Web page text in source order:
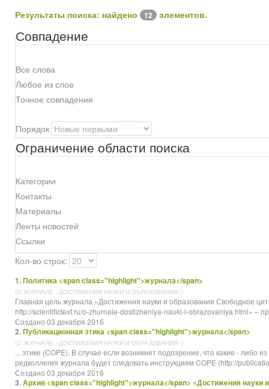
Результаты поиска: найдено 12 элементов.
Совпадение
Все слова
Любое из слов
Точное совпадение
Порядок
Ограничение области поиска
Категории
Контакты
Материалы
Ленты новостей
Ссылки
Кол-во строк:
1.Политика <span class="highlight">журнала</span>
(О ЖУРНАЛЕ «ДОСТИЖЕНИЯ НАУКИ И ОБРАЗОВАНИЯ»)
Главная цельжурнала «Достижения науки и образования Свободное
http://scientifictext.ru/o-zhurnale-dostizheniya-nauki-i-obrazovaniya.html» –
Создано 03 декабря 2016
2.Публикационная этика <span class="highlight">журнала</span>
(О ЖУРНАЛЕ «ДОСТИЖЕНИЯ НАУКИ И ОБРАЗОВАНИЯ»)
... этике (COPE). В случае если возникнет подозрение, что какие -
редколлегия журнала будет следовать инструкциям COPE (http://
Создано 03 декабря 2016
3.Архив <span class="highlight">журнала</span> «Достижения науки